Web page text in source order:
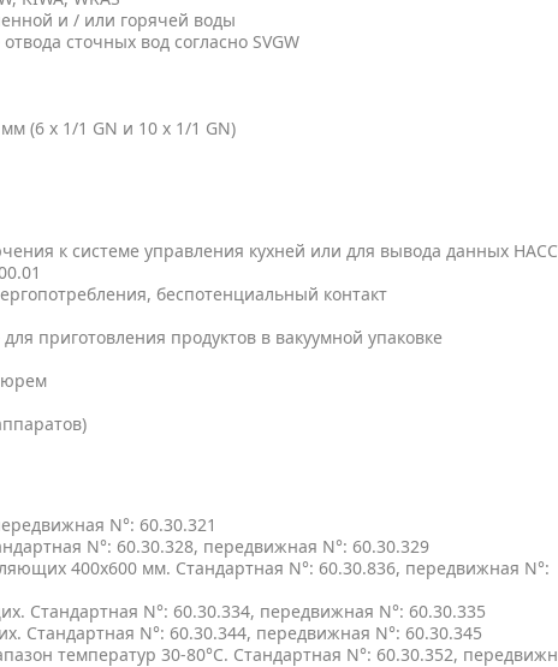
и / или горячей воды
сточных вод согласно SVGW
(6 x 1/1 GN и 10 x 1/1 GN)
к системе управления кухней или для вывода данных
беспотенциальный контакт
приготовления продуктов в вакуумной упаковке
N°: 60.30.321
N°: 60.30.328, передвижная N°: 60.30.329
400x600 мм. Стандартная N°: 60.30.836, передвижная N°:
Стандартная N°: 60.30.334, передвижная N°: 60.30.335
Стандартная N°: 60.30.344, передвижная N°: 60.30.345
температур 30-80°C. Стандартная N°: 60.30.352,